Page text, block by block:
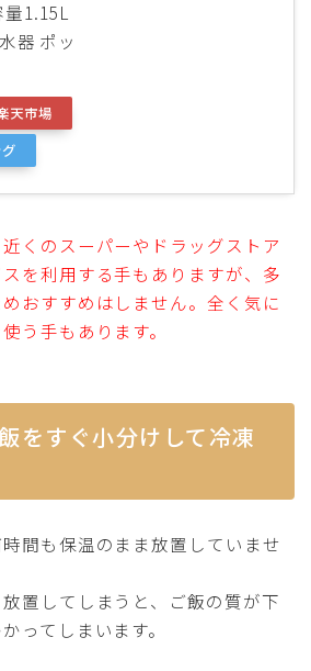
1.15L
器 ポッ
天市場
くのスーパーやドラッグストア
を利用する手もありますが、多
おすすめはしません。全く気に
う手もあります。
をすぐ小分けして冷凍
間も保温のまま放置していませ
置してしまうと、ご飯の質が下
ってしまいます。